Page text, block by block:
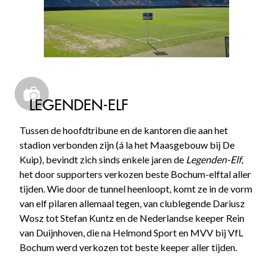
LEGENDEN-ELF
Tussen de hoofdtribune en de kantoren die aan het
stadion verbonden zijn (á la het Maasgebouw bij De
Kuip), bevindt zich sinds enkele jaren de Legenden-Elf,
het door supporters verkozen beste Bochum-elftal aller
tijden. Wie door de tunnel heenloopt, komt ze in de vorm
van elf pilaren allemaal tegen, van clublegende Dariusz
Wosz tot Stefan Kuntz en de Nederlandse keeper Rein
van Duijnhoven, die na Helmond Sport en MVV bij VfL
Bochum werd verkozen tot beste keeper aller tijden.